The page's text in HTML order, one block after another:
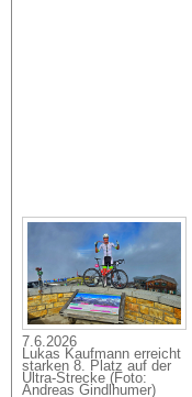
7.6.2026
Lukas Kaufmann erreicht
starken 8. Platz auf der
Ultra-Strecke (Foto:
Andreas Gindlhumer)